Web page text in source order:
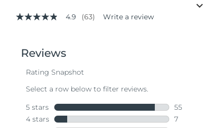
4.9
stars,
average
value.
Same
page
link.
4.9 (63) Write a review